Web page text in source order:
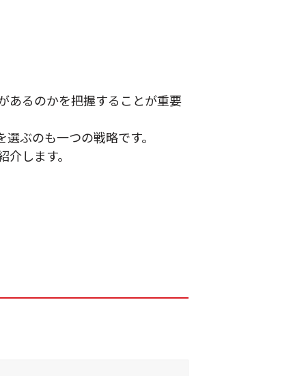
あるのかを把握することが重要
ぶのも一つの戦略です。
します。